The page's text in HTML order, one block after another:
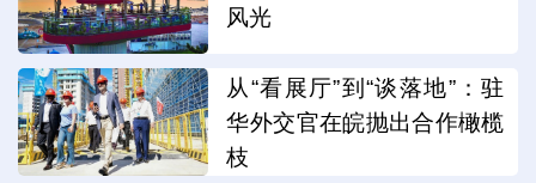
风光
从“看展厅”到“谈落地”：驻
华外交官在皖抛出合作橄榄
枝